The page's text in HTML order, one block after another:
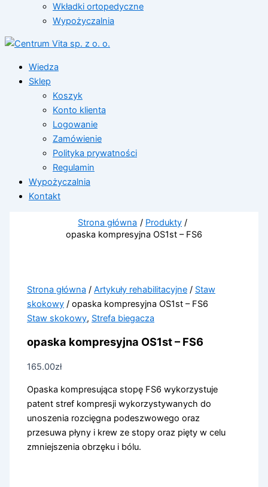
Wkładki ortopedyczne
Wypożyczalnia
Wiedza
Sklep
Koszyk
Konto klienta
Logowanie
Zamówienie
Polityka prywatności
Regulamin
Wypożyczalnia
Kontakt
Strona główna
Produkty
opaska kompresyjna OS1st – FS6
Strona główna /Artykuły rehabilitacyjne / Staw
skokowy / opaska kompresyjna OS1st – FS6
Staw skokowy, Strefa biegacza
opaska kompresyjna OS1st – FS6
165.00zł
Opaska kompresująca stopę FS6 wykorzystuje
patent stref kompresji wykorzystywanych do
unoszenia rozcięgna podeszwowego oraz
przesuwa płyny i krew ze stopy oraz pięty w celu
zmniejszenia obrzęku i bólu.